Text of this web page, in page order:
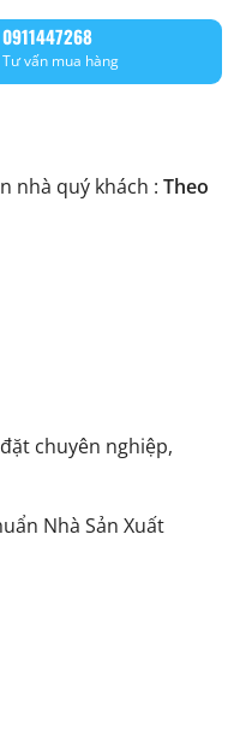
0911447268
Tư vấn mua hàng
nhà quý khách : Theo
chuyên nghiệp,
Nhà Sản Xuất